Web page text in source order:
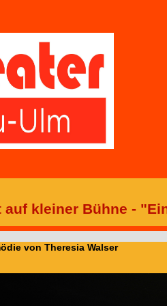
auf kleiner Bühne -
von Theresia Walser